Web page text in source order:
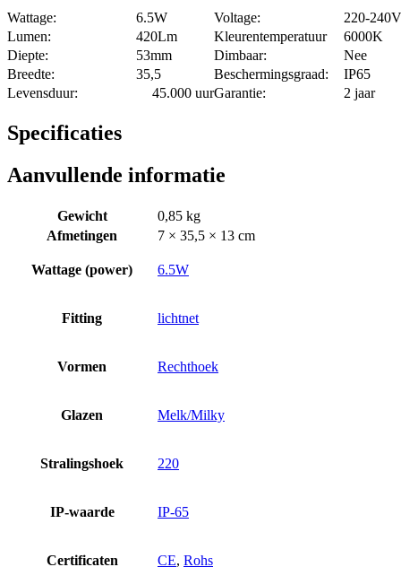
Wattage: 6.5W Voltage:
220-240V
Lumen:
420Lm Kleurentemperatuur
6000K
Diepte:
53mm Dimbaar:
Nee
Breedte:
35,5 Beschermingsgraad:
IP65
Levensduur:
45.000 uurGarantie: 2 jaar
Specificaties
Aanvullende informatie
Gewicht
0,85 kg
Afmetingen
7 × 35,5 × 13 cm
Wattage (power) 6.5W
Fitting lichtnet
Vormen Rechthoek
Glazen Melk/Milky
Stralingshoek 220
IP-waarde IP-65
Certificaten CE, Rohs